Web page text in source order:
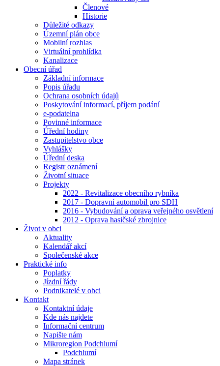
Členové
Historie
Důležité odkazy
Územní plán obce
Mobilní rozhlas
Virtuální prohlídka
Kanalizace
Obecní úřad
Základní informace
Popis úřadu
Ochrana osobních údajů
Poskytování informací, příjem podání
e-podatelna
Povinné informace
Úřední hodiny
Zastupitelstvo obce
Vyhlášky
Úřední deska
Registr oznámení
Životní situace
Projekty
2022 - Revitalizace obecního rybníka
2017 - Dopravní automobil pro SDH
2016 - Vybudování a oprava veřejného osvětlení
2012 - Oprava hasičské zbrojnice
Život v obci
Aktuality
Kalendář akcí
Společenské akce
Praktické info
Poplatky
Jízdní řády
Podnikatelé v obci
Kontakt
Kontaktní údaje
Kde nás najdete
Informační centrum
Napište nám
Mikroregion Podchlumí
Podchlumí
Mapa stránek